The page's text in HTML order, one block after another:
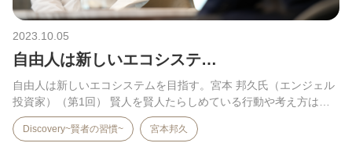
2023.10.05
自由人は新しいエコシステ…
自由人は新しいエコシステムを目指す。宮本 邦久氏（エンジェル
投資家）（第1回） 賢人を賢人たらしめている行動や考え方は。
…
Discovery~賢者の習慣~ 宮本邦久